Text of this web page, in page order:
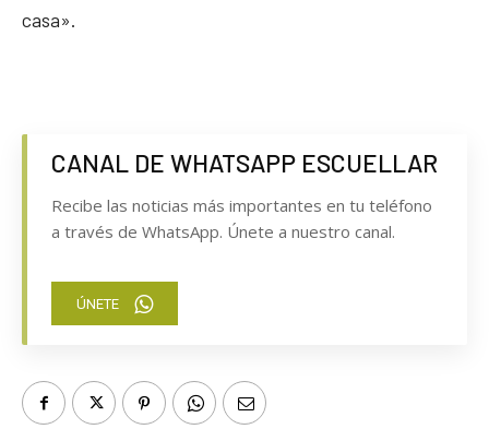
casa».
CANAL DE WHATSAPP ESCUELLAR
Recibe las noticias más importantes en tu teléfono
a través de WhatsApp. Únete a nuestro canal.
ÚNETE